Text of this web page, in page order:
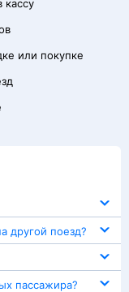
кассу
или покупке
другой поезд?
пассажира?